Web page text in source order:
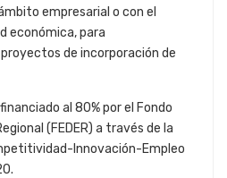
empresarial o con el
económica, para
de incorporación de
al 80% por el Fondo
(FEDER) a través de la
Innovación-Empleo